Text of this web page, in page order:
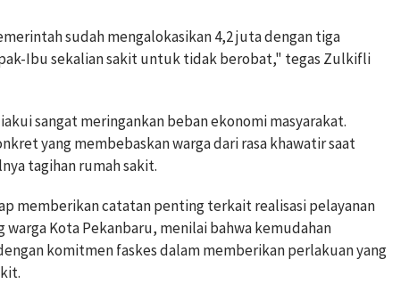
sudah mengalokasikan 4,2 juta dengan tiga
Ibu sekalian sakit untuk tidak berobat," tegas Zulkifli
sangat meringankan beban ekonomi masyarakat.
yang membebaskan warga dari rasa khawatir saat
tagihan rumah sakit.
memberikan catatan penting terkait realisasi pelayanan
warga Kota Pekanbaru, menilai bahwa kemudahan
komitmen faskes dalam memberikan perlakuan yang